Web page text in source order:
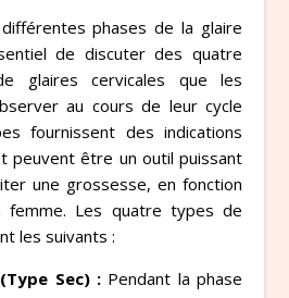
phases de la glaire
de discuter des quatre
glaires cervicales que les
au cours de leur cycle
fournissent des indications
peuvent être un outil puissant
une grossesse, en fonction
Les quatre types de
les suivants :
Sec) :Pendant la phase